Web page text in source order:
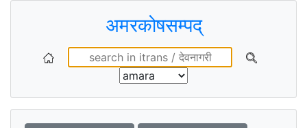
अमरकोषसम्पद्